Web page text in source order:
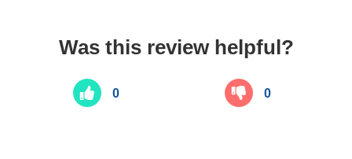
Was this review helpful?
0 0